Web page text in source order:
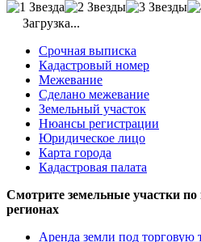
Загрузка...
Срочная выписка
Кадастровый номер
Межевание
Сделано межевание
Земельный участок
Нюансы регистрации
Юридическое лицо
Карта города
Кадастровая палата
Смотрите земельные участки по
регионах
Аренда земли под торговую